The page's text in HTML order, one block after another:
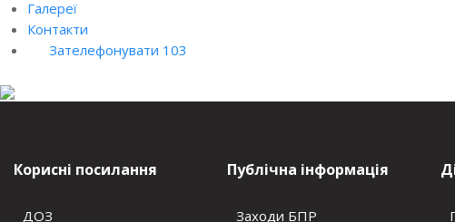
Галереї
Контакти
Зателефонувати 103
Корисні посилання
ДОЗ
Публічна інформація
Заходи БПР